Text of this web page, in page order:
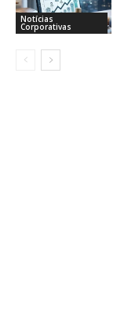
Notícias
Corporativas